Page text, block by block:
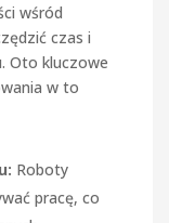
wśród
czas i
Oto kluczowe
w to
Roboty
pracę, co